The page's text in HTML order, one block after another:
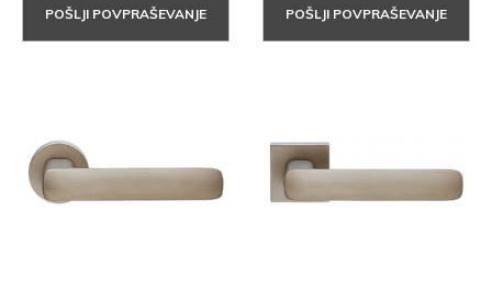
POŠLJI POVPRAŠEVANJE POŠLJI POVPRAŠEVANJE